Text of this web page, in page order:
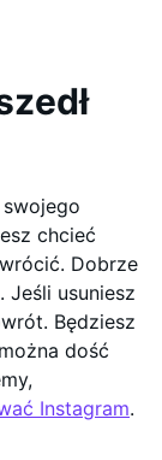
chcieć
Dobrze
Jeśli usuniesz
Będziesz
dość
Instagram.